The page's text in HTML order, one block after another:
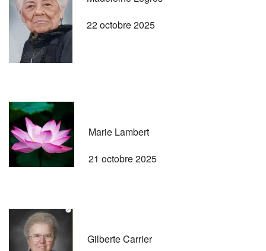
22 octobre 2025
Marie Lambert
21 octobre 2025
Gilberte Carrier